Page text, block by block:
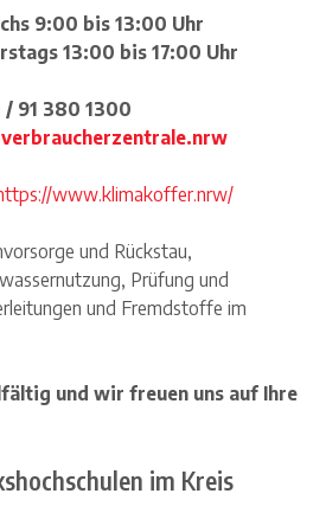
9:00 bis 13:00 Uhr
13:00 bis 17:00 Uhr
/ 91 380 1300
www.klimakoffer.nrw/
und Rückstau,
Prüfung und
und Fremdstoffe im
und wir freuen uns auf Ihre
im Kreis